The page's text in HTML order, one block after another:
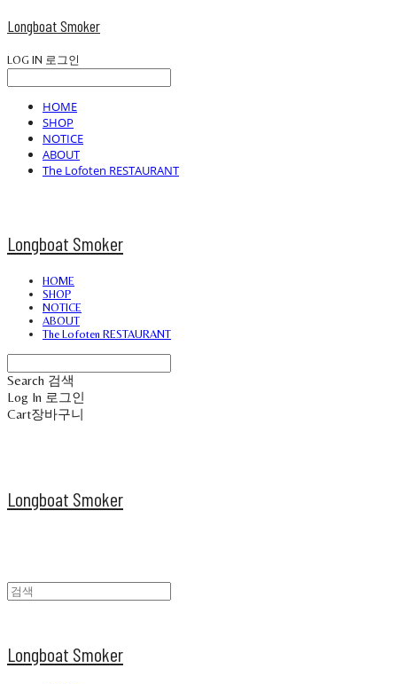
Longboat Smoker
LOG IN 로그인
HOME
SHOP
NOTICE
ABOUT
The Lofoten RESTAURANT
Longboat Smoker
HOME
SHOP
NOTICE
ABOUT
The Lofoten RESTAURANT
Search 검색
Log In 로그인
Cart장바구니
Longboat Smoker
Longboat Smoker